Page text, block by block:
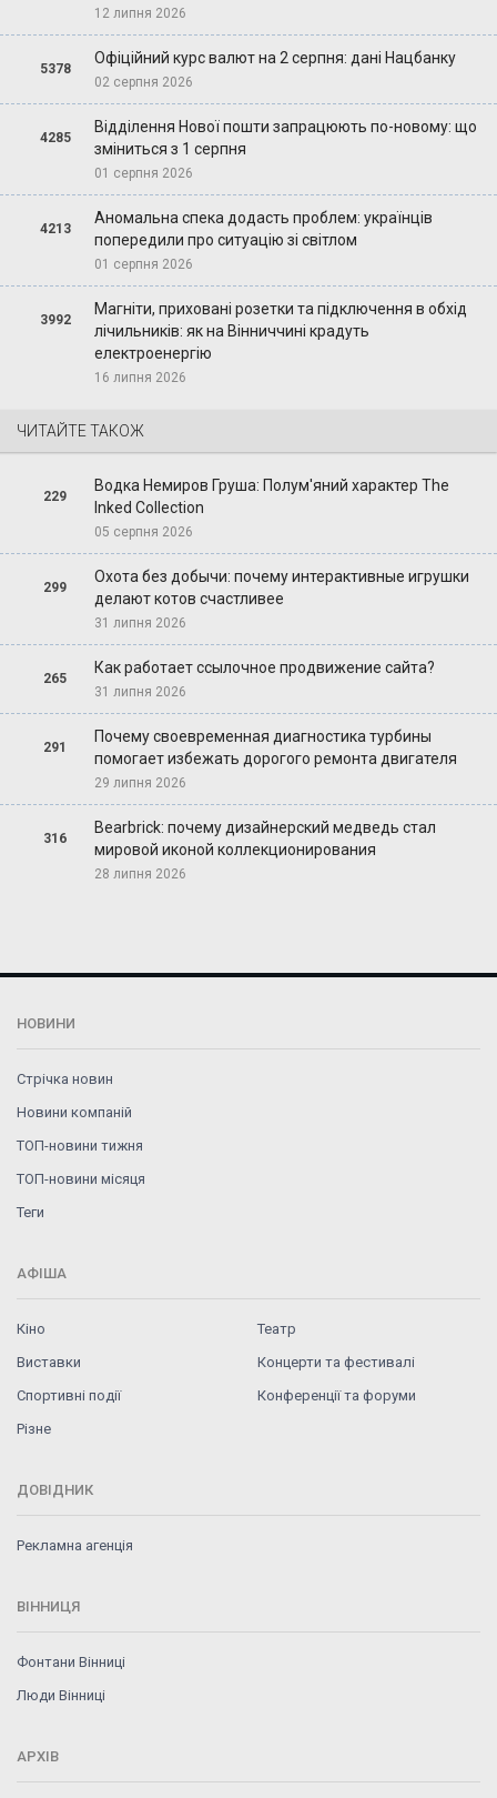
12 липня 2026
5378
Офіційний курс валют на 2 серпня: дані Нацбанку
02 серпня 2026
4285
Відділення Нової пошти запрацюють по-новому: що
зміниться з 1 серпня
01 серпня 2026
4213
Аномальна спека додасть проблем: українців
попередили про ситуацію зі світлом
01 серпня 2026
3992
Магніти, приховані розетки та підключення в обхід
лічильників: як на Вінниччині крадуть
електроенергію
16 липня 2026
ЧИТАЙТЕ ТАКОЖ
229
Водка Немиров Груша: Полум'яний характер The
Inked Collection
05 серпня 2026
299
Охота без добычи: почему интерактивные игрушки
делают котов счастливее
31 липня 2026
265
Как работает ссылочное продвижение сайта?
31 липня 2026
291
Почему своевременная диагностика турбины
помогает избежать дорогого ремонта двигателя
29 липня 2026
316
Bearbrick: почему дизайнерский медведь стал
мировой иконой коллекционирования
28 липня 2026
НОВИНИ
Стрічка новин
Новини компаній
ТОП-новини тижня
ТОП-новини місяця
Теги
АФІША
Кіно
Театр
Виставки
Концерти та фестивалі
Спортивні події
Конференції та форуми
Різне
ДОВІДНИК
Рекламна агенція
ВІННИЦЯ
Фонтани Вінниці
Люди Вінниці
АРХІВ